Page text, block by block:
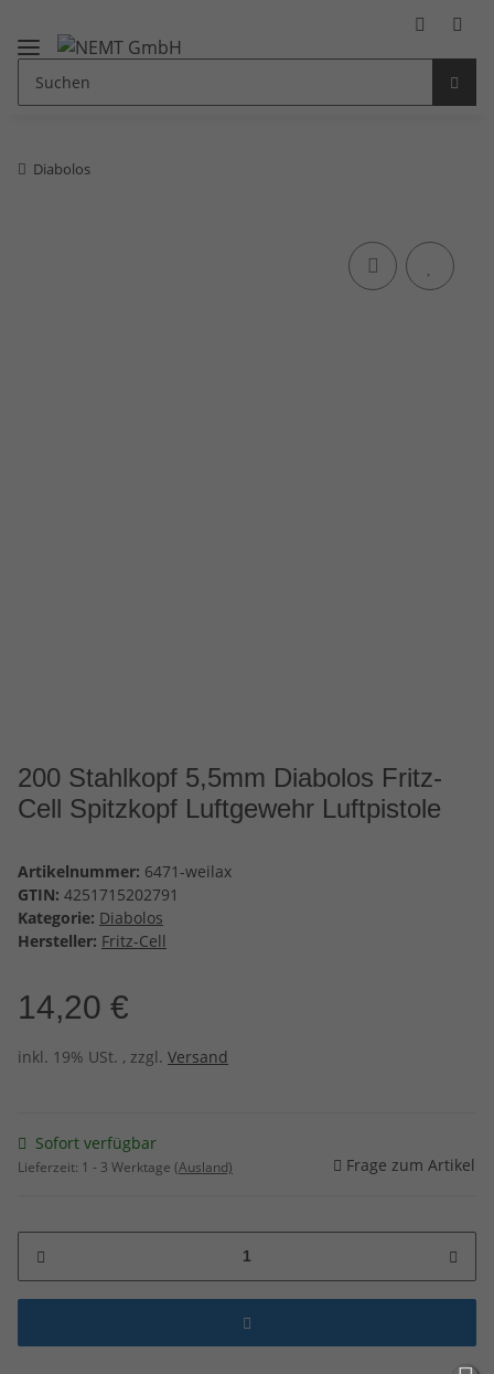
Diabolos
200 Stahlkopf 5,5mm Diabolos Fritz-
Cell Spitzkopf Luftgewehr Luftpistole
Artikelnummer: 6471-weilax
GTIN: 4251715202791
Kategorie: Diabolos
Hersteller: Fritz-Cell
14,20 €
inkl. 19% USt. , zzgl. Versand
Sofort verfügbar
Lieferzeit: 1 - 3 Werktage (Ausland) Frage zum Artikel